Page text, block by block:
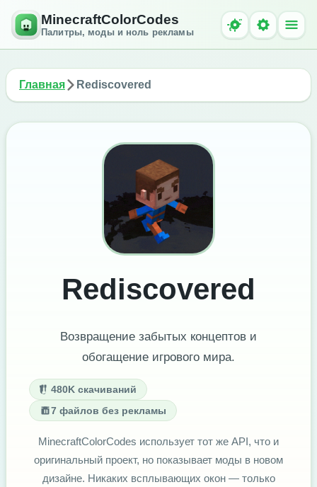
MinecraftColorCodes
Палитры, моды и ноль рекламы
Главная Rediscovered
Rediscovered
Возвращение забытых концептов и
обогащение игрового мира.
480K скачиваний
7 файлов без рекламы
MinecraftColorCodes использует тот же API, что и
оригинальный проект, но показывает моды в новом
дизайне. Никаких всплывающих окон — только